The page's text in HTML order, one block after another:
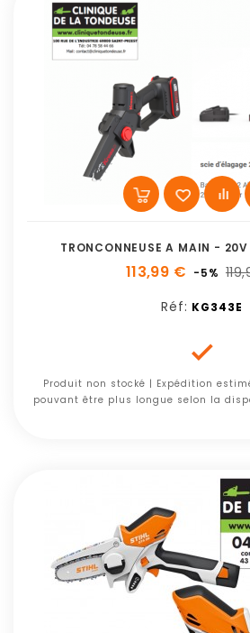
TRONCONNEUSE A MAIN -
113,99 € -5%
Réf: KG343E

Produit non stocké | Expédition
pouvant être plus longue selon la